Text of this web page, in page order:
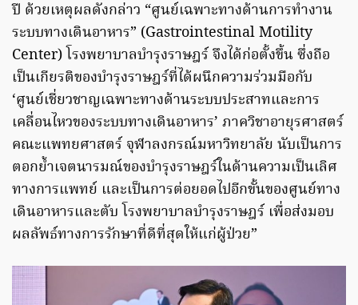
ปี ด้วยเหตุผลดังกล่าว “ศูนย์เฉพาะทางด้านการทำงาน
ระบบทางเดินอาหาร” (Gastrointestinal Motility
Center) โรงพยาบาลบำรุงราษฎร์ จึงได้ก่อตั้งขึ้น ซึ่งถือ
เป็นเกียรติของบำรุงราษฎร์ที่ได้ผนึกความร่วมมือกับ
‘ศูนย์เชี่ยวชาญเฉพาะทางด้านระบบประสาทและการ
เคลื่อนไหวของระบบทางเดินอาหาร’ ภาควิชาอายุรศาสตร์
คณะแพทยศาสตร์ จุฬาลงกรณ์มหาวิทยาลัย นับเป็นการ
ตอกย้ำเจตนารมณ์ของบำรุงราษฎร์ในด้านความเป็นเลิศ
ทางการแพทย์ และเป็นการต่อยอดไปอีกขั้นของศูนย์ทาง
เดินอาหารและตับ โรงพยาบาลบำรุงราษฎร์ เพื่อส่งมอบ
ผลลัพธ์ทางการรักษาที่ดีที่สุดให้แก่ผู้ป่วย”